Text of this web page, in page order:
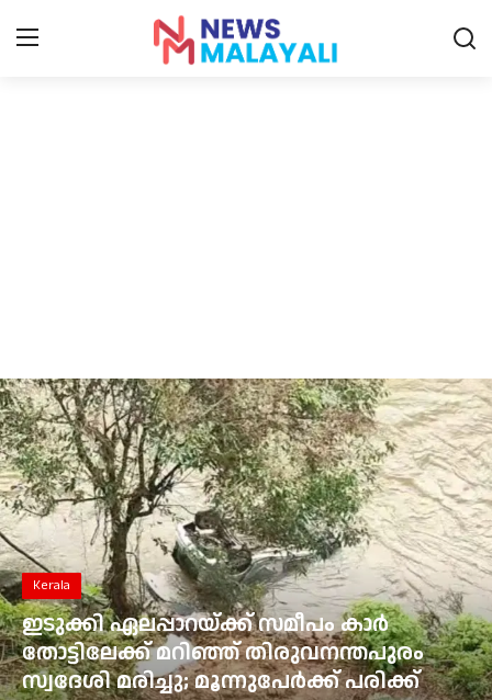
Entertainment
Sports
Food
Gulf News
Loksabha Election 2024
Technology
Health
Kerala
ഇടുക്കി ഏലപ്പാറയ്ക്ക് സമീപം കാർ
തോട്ടിലേക്ക് മറിഞ്ഞ് തിരുവനന്തപുരം
സ്വദേശി മരിച്ചു; മൂന്നുപേർക്ക് പരിക്ക്